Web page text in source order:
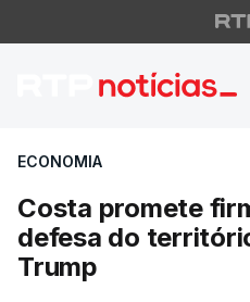
Costa
ECONOMIA
Costa promete
defesa do
Trump